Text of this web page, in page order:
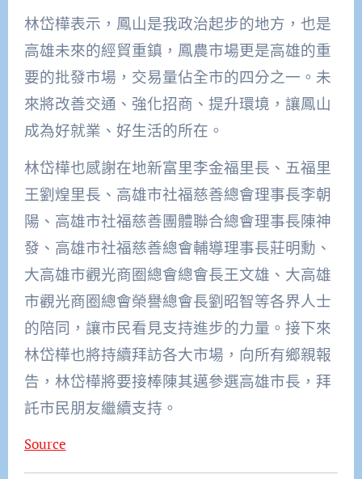
林岱樺表示，鳳山是我政治起步的地方，也是
高雄未來的經貿重鎮，鳳農市場更是高雄的重
要的批發市場，交易量佔全市的四分之一。未
來將改善交通、強化招商、提升環境，讓鳳山
成為好就業、好生活的所在。
林岱樺也感謝在地新富里李金福里長、五福里
王劉煌里長、高雄市社福慈善總會理事長李朝
陽、高雄市社福慈善團體聯合總會理事長陳神
發、高雄市社福慈善總會輔導理事長莊明勳、
大高雄市觀光商圈總會總會長王文雄、大高雄
市觀光商圈總會榮譽總會長劉昭智等各界人士
的陪同，讓市民看見支持進步的力量。接下來
林岱樺也將持續拜訪各大市場，向所有鄉親報
告，林岱樺將要接棒陳其邁參選高雄市長，拜
託市民朋友繼續支持。
Source